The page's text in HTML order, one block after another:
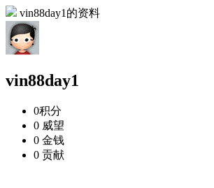
vin88day1的资料
vin88day1
0积分
0 威望
0 金钱
0 贡献